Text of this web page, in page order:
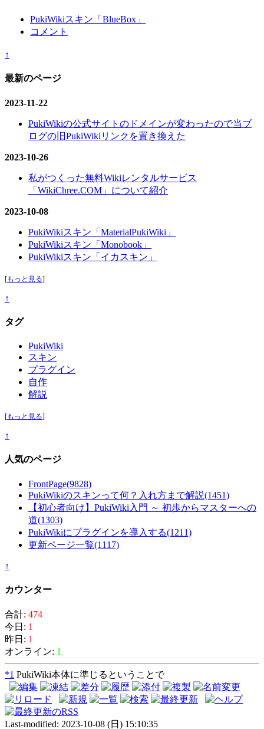
PukiWikiスキン「BlueBox」
コメント
↑
最新のページ
2023-11-22
PukiWikiの公式サイトのドメインが変わったので当ブ
ログの旧PukiWikiリンクを置き換えた
2023-10-26
私がつくった無料Wikiレンタルサービス
「WikiChree.COM」について紹介
2023-10-08
PukiWikiスキン「MaterialPukiWiki」
PukiWikiスキン「Monobook」
PukiWikiスキン「イカスキン」
[もっと見る]
↑
タグ
PukiWiki
スキン
プラグイン
自作
解説
[もっと見る]
↑
人気のページ
FrontPage(9828)
PukiWikiのスキンって何？入れ方まで解説(1451)
【初心者向け】PukiWiki入門 ～ 初歩からマスターへの
道(1303)
PukiWikiにプラグインを導入する(1211)
更新ページ一覧(1117)
↑
カウンター
合計: 474
今日: 1
昨日: 1
オンライン: 1
*1 PukiWiki本体に準じるということで
Last-modified: 2023-10-08 (日) 15:10:35